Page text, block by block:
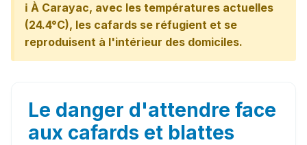
ℹ️ À Carayac, avec les températures actuelles
(24.4°C), les cafards se réfugient et se
reproduisent à l'intérieur des domiciles.
Le danger d'attendre face
aux cafards et blattes